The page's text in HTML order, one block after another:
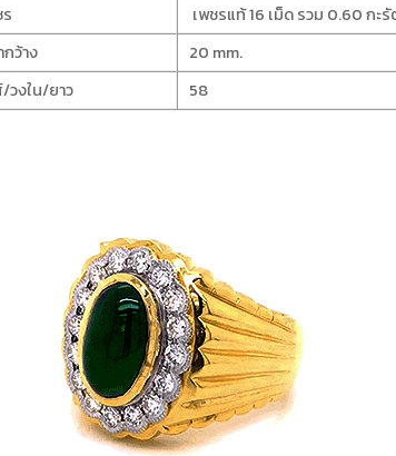
เพชรแท้ 16 เม็ด รวม 0.60 กะรั
ว้าง
20 mm.
วงใน/ยาว
58